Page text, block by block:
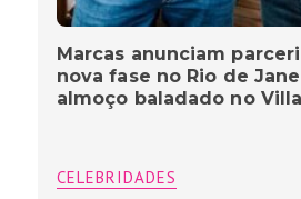
Marcas anunciam
nova fase no Rio de
almoço baladado no
CELEBRIDADES